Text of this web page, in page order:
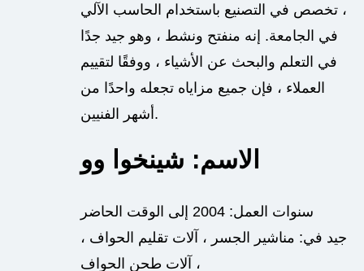
، تخصص في التصنيع باستخدام الحاسب الآلي
في الجامعة. إنه منفتح ونشط ، وهو جيد جدًا
في التعلم والبحث عن الأشياء ، ووفقًا لتقييم
العملاء ، فإن جميع مزاياه تجعله واحدًا من
أشهر الفنيين.
الاسم: شينخوا وو
سنوات العمل: 2004 إلى الوقت الحاضر
جيد في: مناشير الجسر ، آلات تقليم الحواف ،
آلات طحن الحواف ،